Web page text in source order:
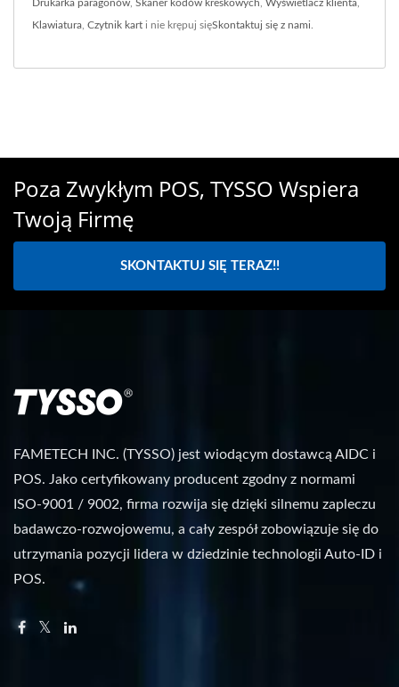
Drukarka paragonów Skaner kodów kreskowych Wyświetlacz klienta
Klawiatura Czytnik kart i nie krępuj sięSkontaktuj się z nami
Poza Zwykłym POS, TYSSO Wspiera
Twoją Firmę
SKONTAKTUJ SIĘ TERAZ!!
FAMETECH INC. (TYSSO) jest wiodącym dostawcą AIDC i
POS. Jako certyfikowany producent zgodny z normami
ISO-9001 / 9002, firma rozwija się dzięki silnemu zapleczu
badawczo-rozwojowemu, a cały zespół zobowiązuje się do
utrzymania pozycji lidera w dziedzinie technologii Auto-ID i
POS.